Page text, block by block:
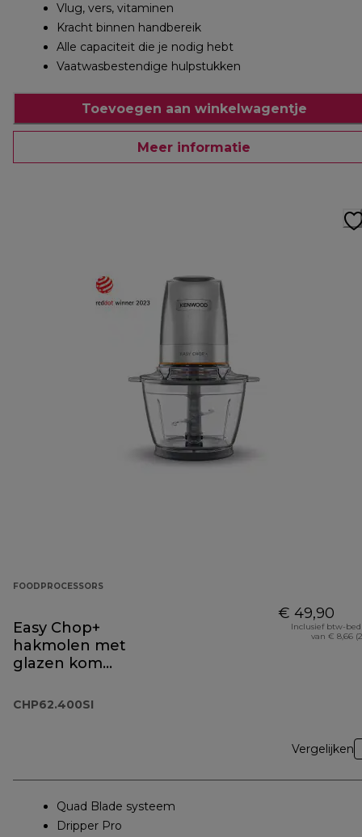
Vlug, vers, vitaminen
Kracht binnen handbereik
Alle capaciteit die je nodig hebt
Vaatwasbestendige hulpstukken
Toevoegen aan winkelwagentje
Meer informatie
FOODPROCESSORS
Easy Chop+
hakmolen met
glazen kom
CHP62.400SI
€ 49,90
Inclusief btw-
van € 8,66
Vergelijken
Quad Blade systeem
Dripper Pro